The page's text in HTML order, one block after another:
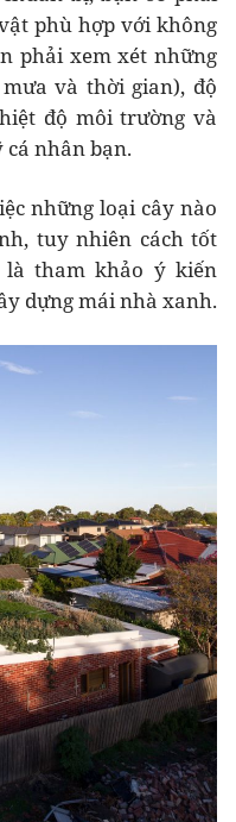
phù hợp với không
phải xem xét những
và thời gian), độ
độ môi trường và
nhân bạn.
những loại cây nào
tuy nhiên cách tốt
tham khảo ý kiến
dựng mái nhà xanh.